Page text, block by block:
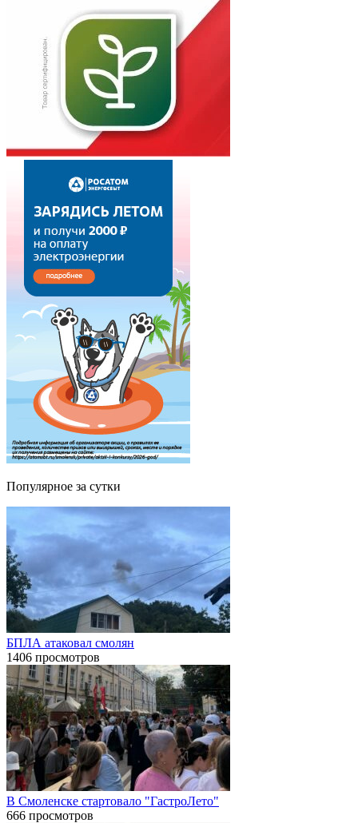
Популярное за сутки
БПЛА атаковал смолян
1406 просмотров
В Смоленске стартовало "ГастроЛето"
666 просмотров